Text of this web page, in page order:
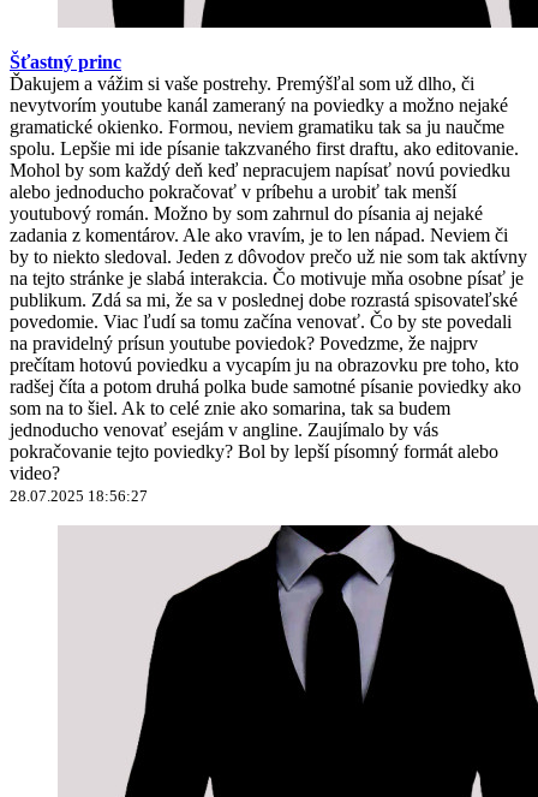
Šťastný princ
Ďakujem a vážim si vaše postrehy. Premýšľal som už dlho, či
nevytvorím youtube kanál zameraný na poviedky a možno nejaké
gramatické okienko. Formou, neviem gramatiku tak sa ju naučme
spolu. Lepšie mi ide písanie takzvaného first draftu, ako editovanie.
Mohol by som každý deň keď nepracujem napísať novú poviedku
alebo jednoducho pokračovať v príbehu a urobiť tak menší
youtubový román. Možno by som zahrnul do písania aj nejaké
zadania z komentárov. Ale ako vravím, je to len nápad. Neviem či
by to niekto sledoval. Jeden z dôvodov prečo už nie som tak aktívny
na tejto stránke je slabá interakcia. Čo motivuje mňa osobne písať je
publikum. Zdá sa mi, že sa v poslednej dobe rozrastá spisovateľské
povedomie. Viac ľudí sa tomu začína venovať. Čo by ste povedali
na pravidelný prísun youtube poviedok? Povedzme, že najprv
prečítam hotovú poviedku a vycapím ju na obrazovku pre toho, kto
radšej číta a potom druhá polka bude samotné písanie poviedky ako
som na to šiel. Ak to celé znie ako somarina, tak sa budem
jednoducho venovať esejám v angline. Zaujímalo by vás
pokračovanie tejto poviedky? Bol by lepší písomný formát alebo
video?
28.07.2025 18:56:27